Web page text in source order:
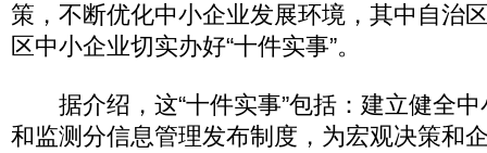
策，不断优化中小企业发展环境，其中自治
区中小企业切实办好“十件实事”。
据介绍，这“十件实事”包括：建立健全中
和监测分信息管理发布制度，为宏观决策和